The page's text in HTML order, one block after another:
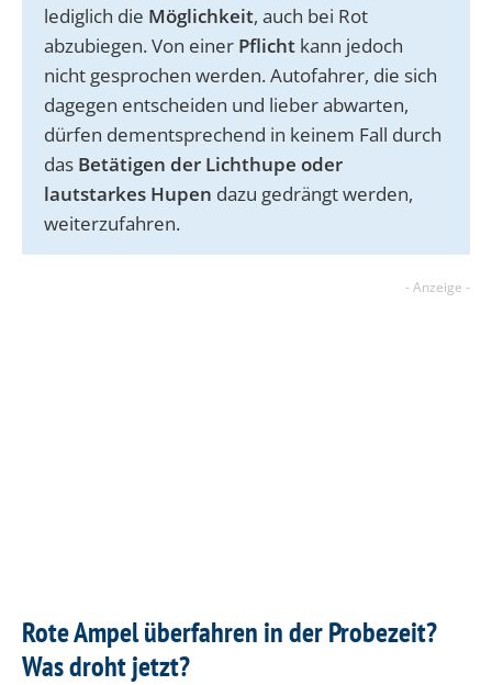
lediglich die Möglichkeit, auch bei Rot
abzubiegen. Von einer Pflicht kann jedoch
nicht gesprochen werden. Autofahrer, die sich
dagegen entscheiden und lieber abwarten,
dürfen dementsprechend in keinem Fall durch
das Betätigen der Lichthupe oder
lautstarkes Hupen dazu gedrängt werden,
weiterzufahren.
Rote Ampel überfahren in der Probezeit?
Was droht jetzt?